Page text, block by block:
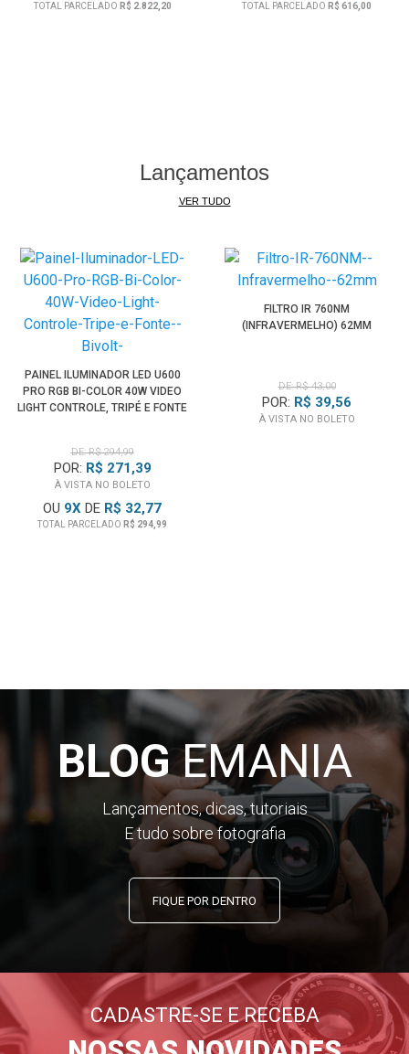
TOTAL PARCELADO R$ 2.822,20 TOTAL PARCELADO R$ 616,00
Lançamentos
VER TUDO
PAINEL ILUMINADOR LED U600
PRO RGB BI-COLOR 40W VIDEO
LIGHT CONTROLE, TRIPÉ E FONTE
DE: R$ 294,99
POR: R$ 271,39
À VISTA NO BOLETO
OU 9X DE R$ 32,77
TOTAL PARCELADO R$ 294,99
FILTRO IR 760NM
(INFRAVERMELHO) 62MM
DE: R$ 43,00
POR: R$ 39,56
À VISTA NO BOLETO
BLOGEMANIA
Lançamentos, dicas, tutoriais
E tudo sobre fotografia
FIQUE POR DENTRO
CADASTRE-SE E RECEBA